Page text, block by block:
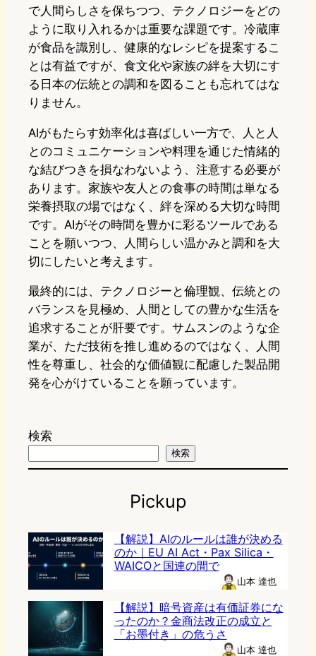
で人間らしさを保ちつつ、テクノロジーをどの
ように取り入れるかは重要な課題です。冷蔵庫
が食品を識別し、健康的なレシピを提案するこ
とは有益ですが、食文化や家族の絆を大切にす
る日本の伝統との調和を図ることも忘れてはな
りません。
AIがもたらす効率化は喜ばしい一方で、人と人
とのコミュニケーションや料理を通じた情緒的
な結びつきを損なわないよう、注意する必要が
あります。家族や友人との食事の時間は単なる
栄養摂取の場ではなく、絆を深める大切な時間
です。AIがその時間を豊かに彩るツールである
ことを願いつつ、人間らしい温かみと調和を大
切にしたいと考えます。
最終的には、テクノロジーと倫理観、伝統との
バランスを見極め、人間としての豊かな生活を
追求することが肝要です。サムスンのような企
業が、ただ技術を推し進めるのではなく、人間
性を尊重し、社会的な価値観に配慮した製品開
発を心がけていることを願っています。
検索
検索
Pickup
【解説】AIのルールは誰が決める
のか｜EU AI Act・Pax Silica・
WAICOと国連の間で
山本 達也
【解説】暗号資産は有価証券にな
ったのか？金商法改正の成立と
「お墨付き」の危うさ
山本 達也